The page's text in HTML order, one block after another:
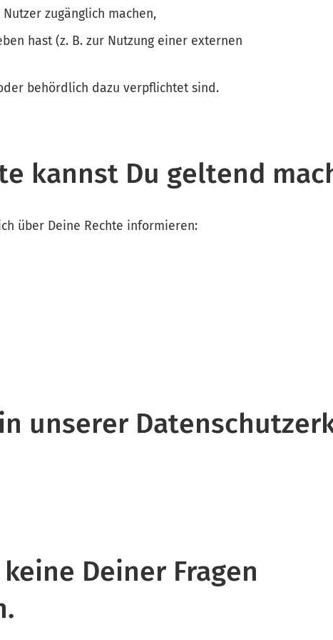
zugänglich machen,
hast (z. B. zur Nutzung einer externen
behördlich dazu verpflichtet sind.
kannst Du geltend
über Deine Rechte informieren:
unserer
Deiner Fragen